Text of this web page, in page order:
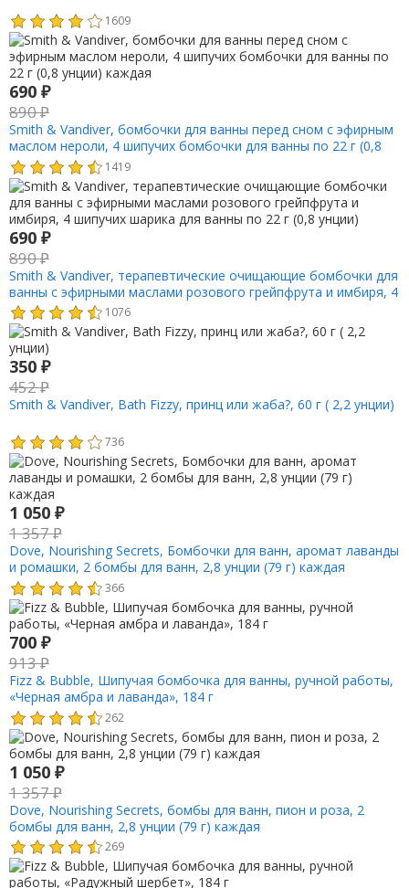
1609
690 ₽
890₽
Smith & Vandiver, бомбочки для ванны перед сном с эфирным
маслом нероли, 4 шипучих бомбочки для ванны по 22 г (0,8
унции) каждая 1419
690 ₽
890₽
Smith & Vandiver, терапевтические очищающие бомбочки для
ванны с эфирными маслами розового грейпфрута и имбиря, 4
шипучих шарика для ванны по 22 г (0,8 унции)
1076
350 ₽
452₽
Smith & Vandiver, Bath Fizzy, принц или жаба?, 60 г ( 2,2 унции)
736
1 050 ₽
1 357₽
Dove, Nourishing Secrets, Бомбочки для ванн, аромат лаванды
и ромашки, 2 бомбы для ванн, 2,8 унции (79 г) каждая
366
700 ₽
913₽
Fizz & Bubble, Шипучая бомбочка для ванны, ручной работы,
«Черная амбра и лаванда», 184 г
262
1 050 ₽
1 357₽
Dove, Nourishing Secrets, бомбы для ванн, пион и роза, 2
бомбы для ванн, 2,8 унции (79 г) каждая
269